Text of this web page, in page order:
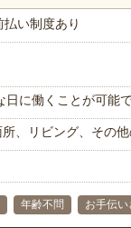
払い制度あり
に働くことが可能
、リビング、その
年齢不問 お手伝い